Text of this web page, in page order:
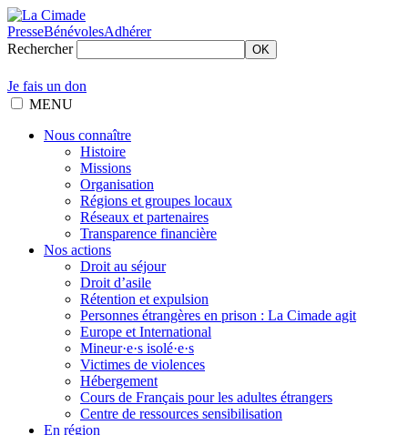
PresseBénévolesAdhérer
Rechercher
OK
Je fais un don
MENU
Nous connaître
Histoire
Missions
Organisation
Régions et groupes locaux
Réseaux et partenaires
Transparence financière
Nos actions
Droit au séjour
Droit d’asile
Rétention et expulsion
Personnes étrangères en prison : La Cimade agit
Europe et International
Mineur·e·s isolé·e·s
Victimes de violences
Hébergement
Cours de Français pour les adultes étrangers
Centre de ressources sensibilisation
En région